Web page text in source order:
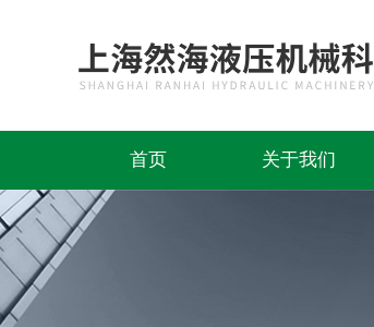
首页 关于我们